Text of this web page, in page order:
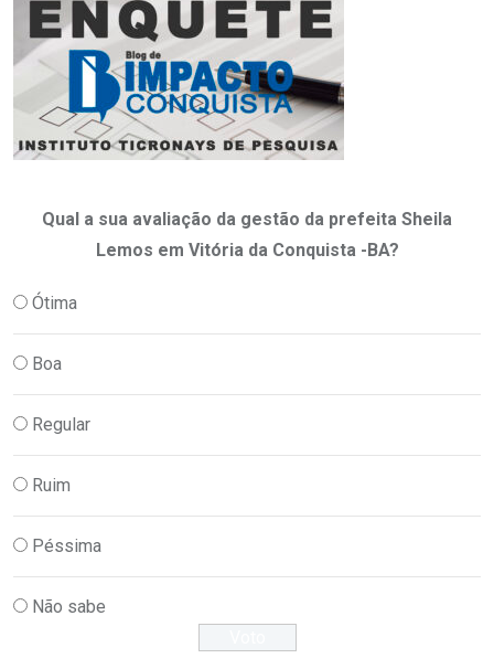
Qual a sua avaliação da gestão da prefeita Sheila
Lemos em Vitória da Conquista -BA?
Ótima
Boa
Regular
Ruim
Péssima
Não sabe